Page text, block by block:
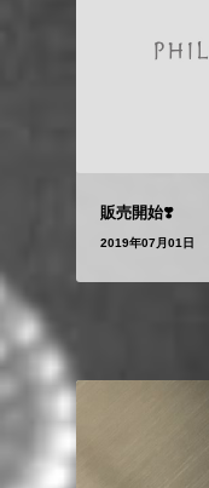
販売開始❣️
2019年07月01日